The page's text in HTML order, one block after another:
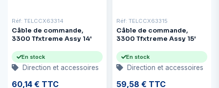
Réf: TELCCX63314
Câble de commande,
3300 Tfxtreme Assy 14'
En stock
Direction et accessoires
60,14 € TTC
Réf: TELCCX63315
Câble de commande,
3300 Tfxtreme Assy 15'
En stock
Direction et accessoires
59,58 € TTC